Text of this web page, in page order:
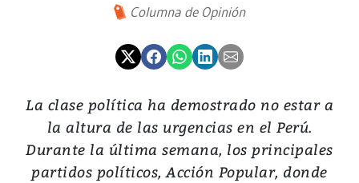
Columna de Opinión
La clase política ha demostrado no estar a
la altura de las urgencias en el Perú.
Durante la última semana, los principales
partidos políticos, Acción Popular, donde